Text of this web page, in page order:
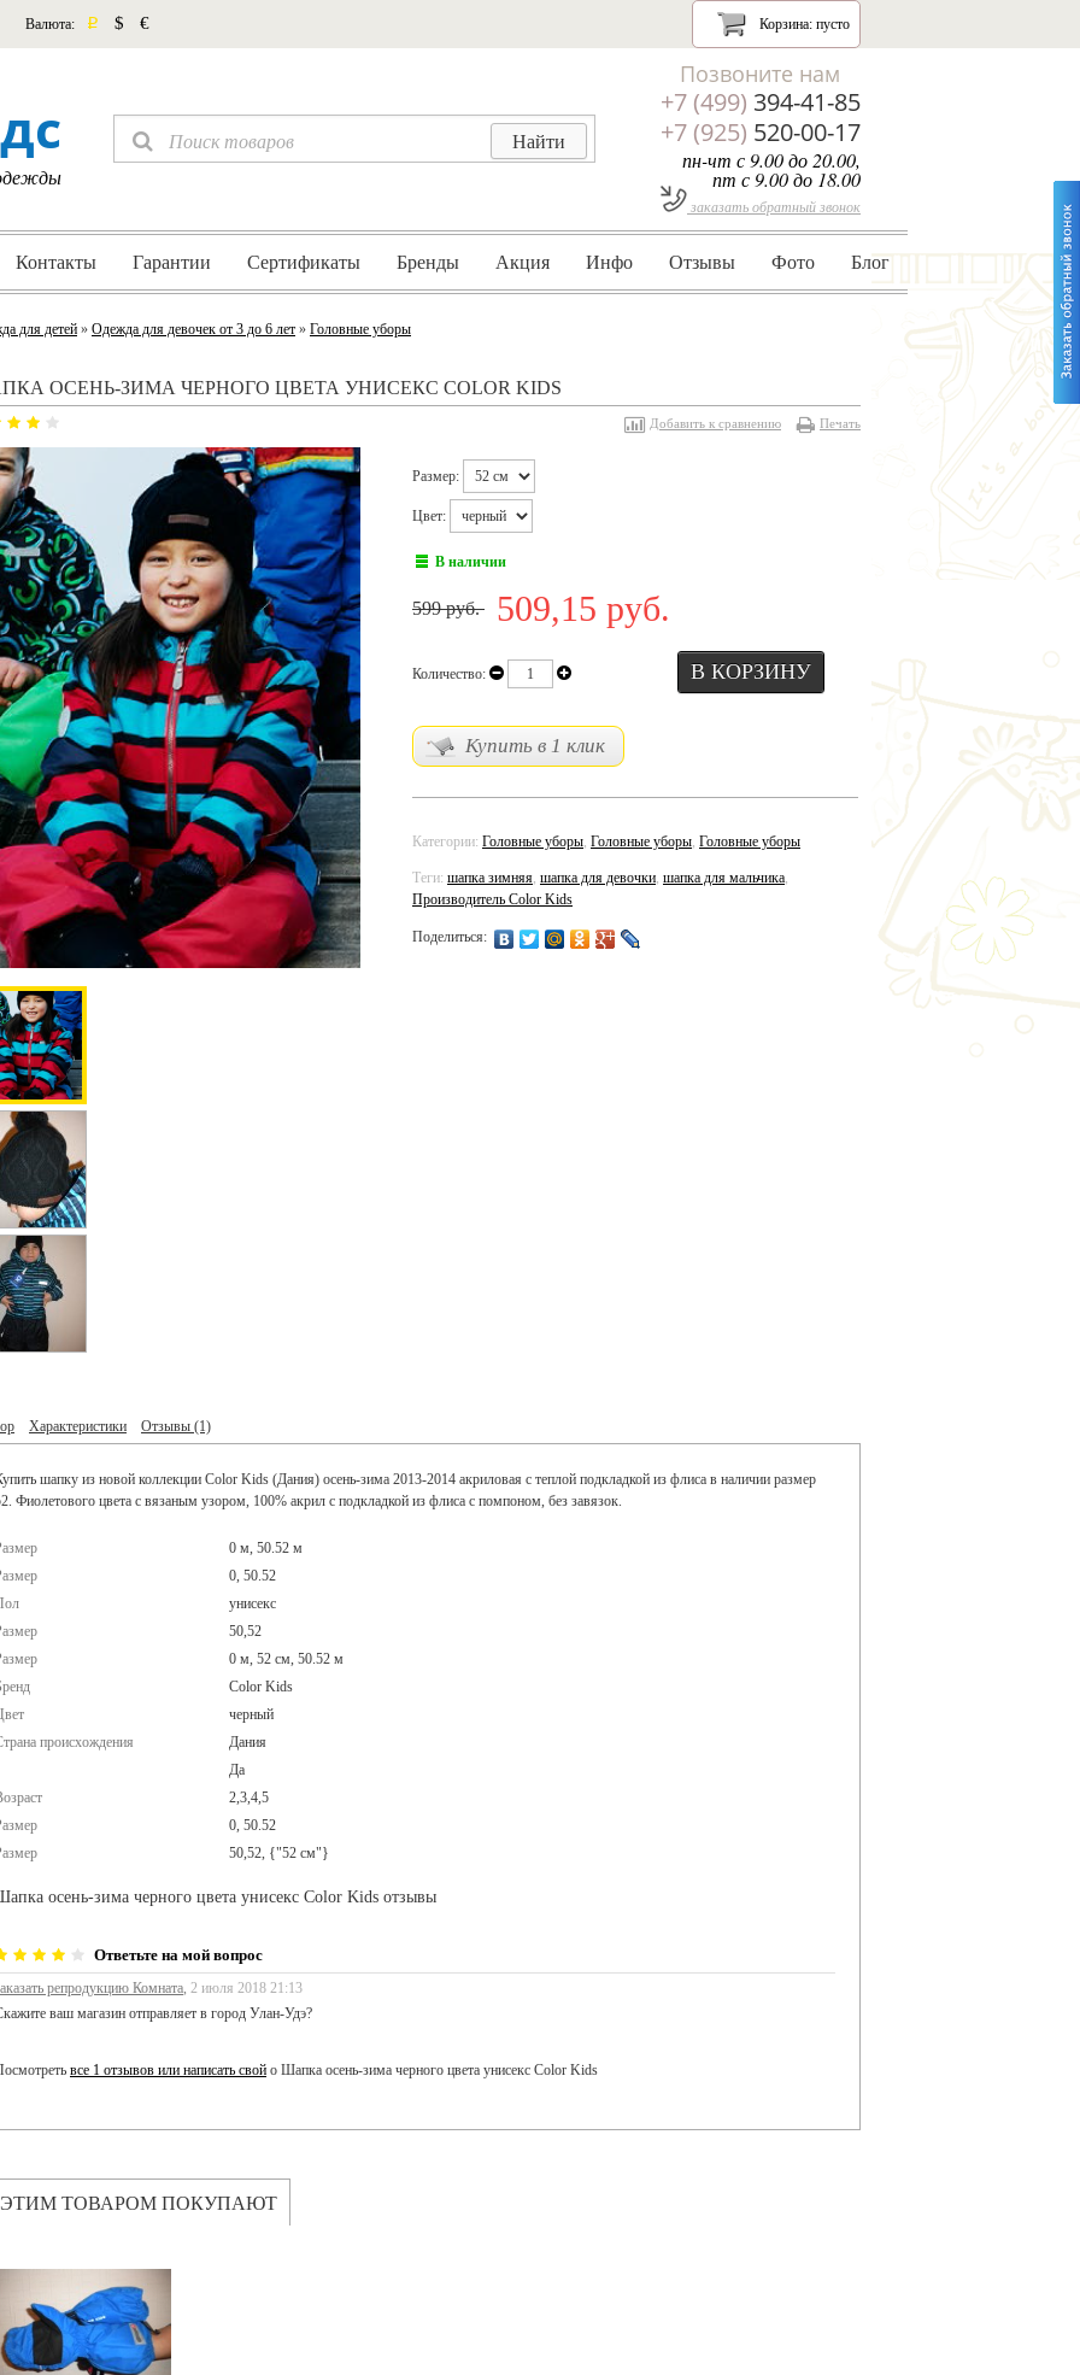
Валюта: p $ € Корзина: пусто
Позвоните нам
+7 (499) 394-41-85
+7 (925) 520-00-17
пн-чт с 9.00 до 20.00,
пт с 9.00 до 18.00
заказать обратный звонок
Контакты Гарантии Сертификаты Бренды Акция Инфо Отзывы Фото Блог
для детей » Одежда для девочек от 3 до 6 лет » Головные уборы
ОСЕНЬ-ЗИМА ЧЕРНОГО ЦВЕТА УНИСЕКС COLOR KIDS
Добавить к сравнению Печать
Размер:
Цвет:
В наличии
599 руб. 509,15 руб.
Количество:
Купить в 1 клик
Категории: Головные уборы Головные уборы Головные уборы
Теги: шапка зимняя шапка для девочки шапка для мальчика
Производитель Color Kids
Поделиться:
Характеристики Отзывы (1)
шапку из новой коллекции Color Kids (Дания) осень-зима 2013-2014 акриловая с теплой подкладкой из флиса в наличии размер
Фиолетового цвета с вязаным узором, 100% акрил с подкладкой из флиса с помпоном, без завязок.
0 м, 50.52 м
0, 50.52
унисекс
50,52
0 м, 52 см, 50.52 м
Color Kids
черный
происхождения
Дания
Да
2,3,4,5
0, 50.52
50,52, {"52 см"}
осень-зима черного цвета унисекс Color Kids отзывы
Ответьте на мой вопрос
репродукцию Комната 2 июля 2018 21:13
ваш магазин отправляет в город Улан-Удэ?
все 1 отзывов или написать свой о Шапка осень-зима черного цвета унисекс Color Kids
ТОВАРОМ ПОКУПАЮТ